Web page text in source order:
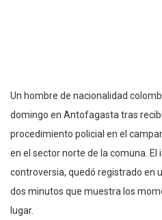
Un hombre de nacionalidad
domingo en Antofagasta tras
procedimiento policial en el
en el sector norte de la comuna. El
controversia, quedó registrado en
dos minutos que muestra los
lugar.